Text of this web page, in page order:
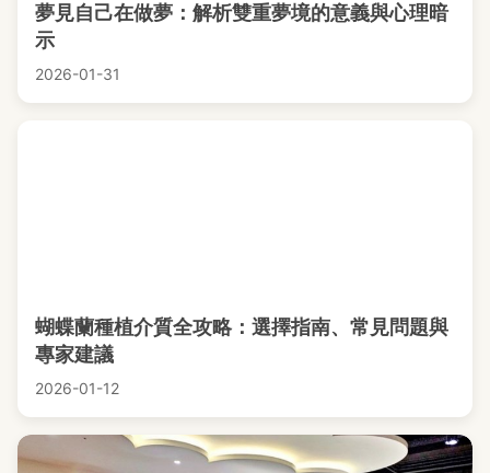
夢見自己在做夢：解析雙重夢境的意義與心理暗
示
2026-01-31
蝴蝶蘭種植介質全攻略：選擇指南、常見問題與
專家建議
2026-01-12